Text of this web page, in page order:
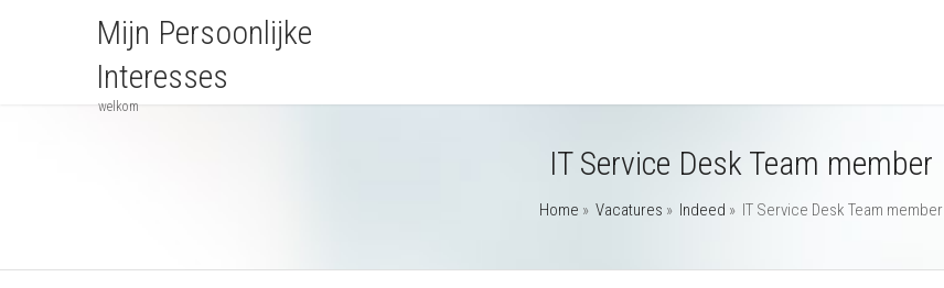
Mijn Persoonlijke
Interesses
welkom
IT Service Desk Team member
Home » Vacatures » Indeed » IT Service Desk Team member